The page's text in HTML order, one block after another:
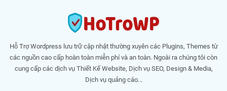
Hỗ Trợ Wordpress lưu trữ cập nhật thường xuyên các Plugins, Themes từ
các nguồn cao cấp hoàn toàn miễn phí và an toàn. Ngoài ra chúng tôi còn
cung cấp các dịch vụ Thiết Kế Website, Dịch vụ SEO, Design & Media,
Dịch vụ quảng cáo...